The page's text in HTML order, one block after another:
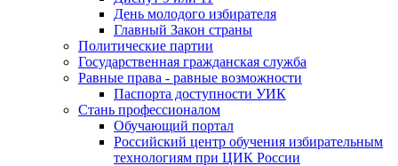
День молодого избирателя
Главный Закон страны
Политические партии
Государственная гражданская служба
Равные права - равные возможности
Паспорта доступности УИК
Стань профессионалом
Обучающий портал
Российский центр обучения избирательным
технологиям при ЦИК России